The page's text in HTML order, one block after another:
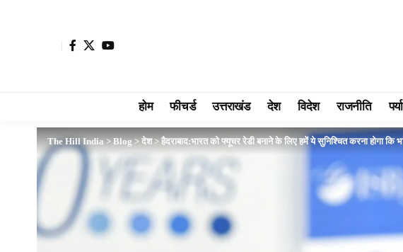
होम फीचर्ड उत्तराखंड देश विदेश राजनीति
The Hill India>Blog>देश>हैदराबाद:भारत को फ्यूचर रेडी बनाने के लिए हमें ये सुनिश्चित करना होगा कि